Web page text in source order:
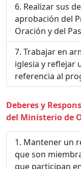
Realizar sus
aprobación del
Oración y del
Trabajar en
iglesia y reflejar
referencia al
Deberes y
del Ministerio de
Mantener un
que son
que participan